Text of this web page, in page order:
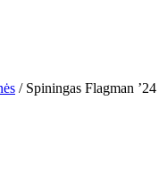
/ Spiningas Flagman